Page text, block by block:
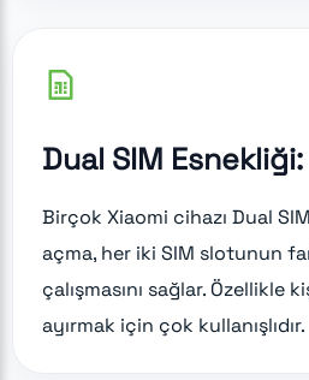
Dual SIM Esnekliği:
Birçok Xiaomi cihazı Dual
açma, her iki SIM slotunun
çalışmasını sağlar. Özellikle
ayırmak için çok kullanışlıdır.